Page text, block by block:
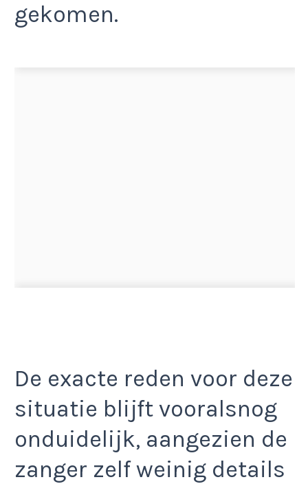
gekomen.
De exacte reden voor deze
situatie blijft vooralsnog
onduidelijk, aangezien de
zanger zelf weinig details